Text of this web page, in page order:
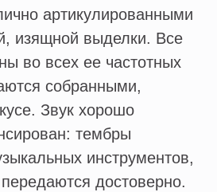
артикулированными
изящной выделки. Все
во всех ее частотных
собранными,
Звук хорошо
тембры
инструментов,
достоверно.